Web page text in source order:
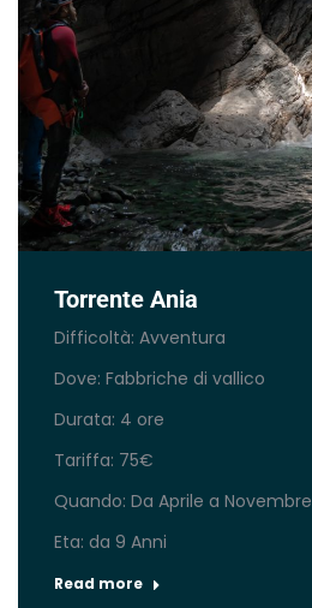
Torrente Ania
Difficoltà: Avventura
Dove: Fabbriche di vallico
Durata: 4 ore
Tariffa: 75€
Quando: Da Aprile a Novembre
Eta: da 9 Anni
Read more